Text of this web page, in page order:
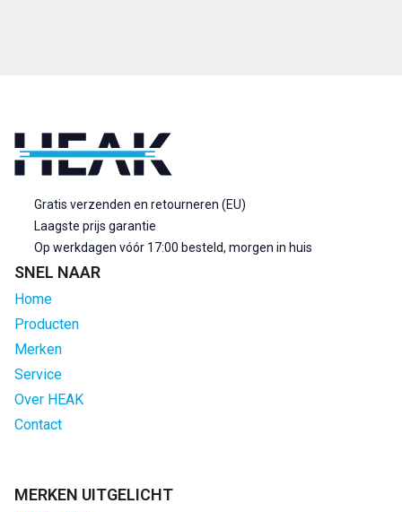
Gratis verzenden en retourneren (EU)
Laagste prijs garantie
Op werkdagen vóór 17:00 besteld, morgen in huis
SNEL NAAR
Home
Producten
Merken
Service
Over HEAK
Contact
MERKEN UITGELICHT